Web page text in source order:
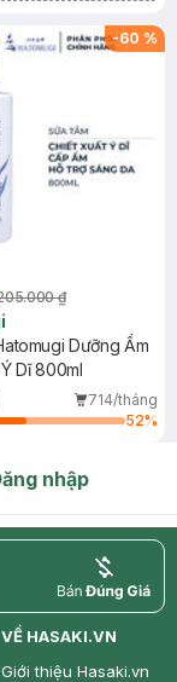
-60 %
₫
Dưỡng Ẩm
Dĩ 800ml
714/tháng
52%
nhập
price
VỀ HASAKI.VN
Giới thiệu Hasaki.vn